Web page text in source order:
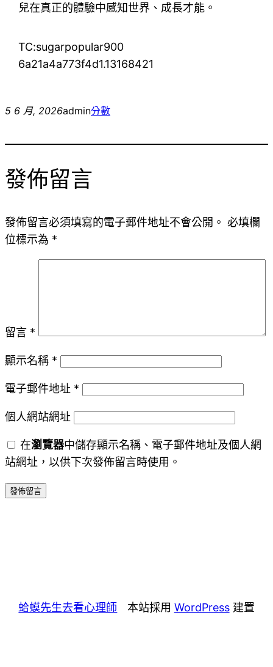
兒在真正的體驗中感知世界、成長才能。
TC:sugarpopular900
6a21a4a773f4d1.13168421
5 6 月, 2026admin分數
發佈留言
發佈留言必須填寫的電子郵件地址不會公開。 必填欄
位標示為 *
留言 *
顯示名稱 *
電子郵件地址 *
個人網站網址
在瀏覽器中儲存顯示名稱、電子郵件地址及個人網
站網址，以供下次發佈留言時使用。
蛤蟆先生去看心理師 本站採用 WordPress建置